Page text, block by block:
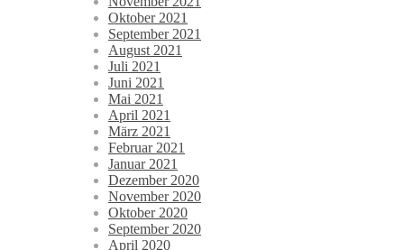
Oktober 2021
September 2021
August 2021
Juli 2021
Juni 2021
Mai 2021
April 2021
März 2021
Februar 2021
Januar 2021
Dezember 2020
November 2020
Oktober 2020
September 2020
April 2020